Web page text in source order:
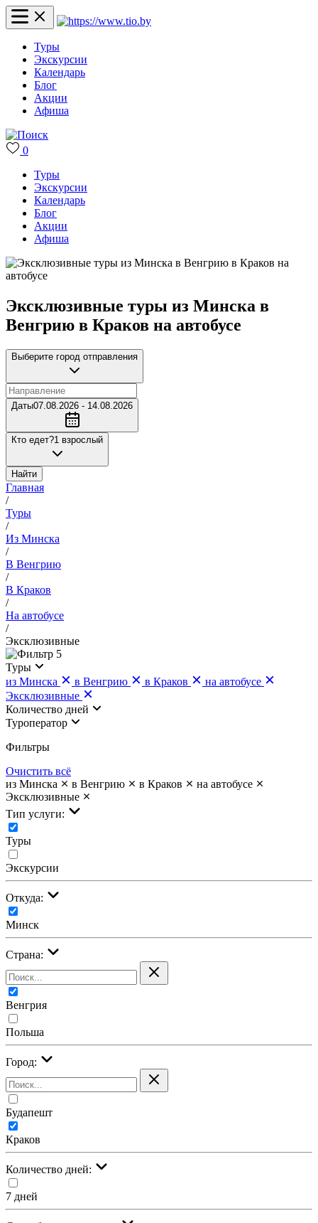
Туры
Экскурсии
Календарь
Блог
Акции
Афиша
0
Туры
Экскурсии
Календарь
Блог
Акции
Афиша
Эксклюзивные туры из Минска в
Венгрию в Краков на автобусе
Выберите город отправления
Даты07.08.2026 - 14.08.2026
Кто едет?1 взрослый
Найти
Главная
/
Туры
/
Из Минска
/
В Венгрию
/
В Краков
/
На автобусе
/
Эксклюзивные
5
Туры
из Минска
в Венгрию в Краков
на автобусе
Эксклюзивные
Количество дней
Туроператор
Фильтры
Очистить всё
из Минска
в Венгрию в Краков
на автобусе
Эксклюзивные
Тип услуги:
Туры
Экскурсии
Откуда:
Минск
Страна:
Венгрия
Польша
Город:
Будапешт
Краков
Количество дней:
7 дней